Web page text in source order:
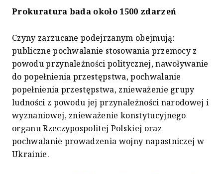
Prokuratura bada około 1500 zdarzeń
Czyny zarzucane podejrzanym obejmują:
publiczne pochwalanie stosowania przemocy z
powodu przynależności politycznej, nawoływanie
do popełnienia przestępstwa, pochwalanie
popełnienia przestępstwa, znieważenie grupy
ludności z powodu jej przynależności narodowej i
wyznaniowej, znieważenie konstytucyjnego
organu Rzeczypospolitej Polskiej oraz
pochwalanie prowadzenia wojny napastniczej w
Ukrainie.